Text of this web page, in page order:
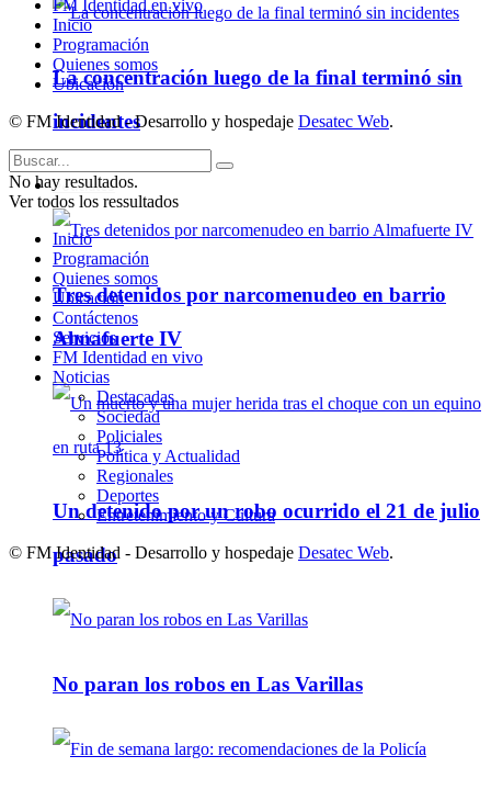
La concentración luego de la final terminó sin
incidentes
Policiales
Tres detenidos por narcomenudeo en barrio
Almafuerte IV
Un detenido por un robo ocurrido el 21 de julio
pasado
No paran los robos en Las Varillas
FM Identidad en vivo
Inicio
Programación
Quienes somos
Ubicación
© FM Identidad - Desarrollo y hospedaje Desatec Web.
No hay resultados.
Ver todos los ressultados
Inicio
Programación
Quienes somos
Ubicación
Contáctenos
Servicios
FM Identidad en vivo
Noticias
Destacadas
Sociedad
Policiales
Política y Actualidad
Regionales
Deportes
Entretenimiento y Cultura
© FM Identidad - Desarrollo y hospedaje Desatec Web.